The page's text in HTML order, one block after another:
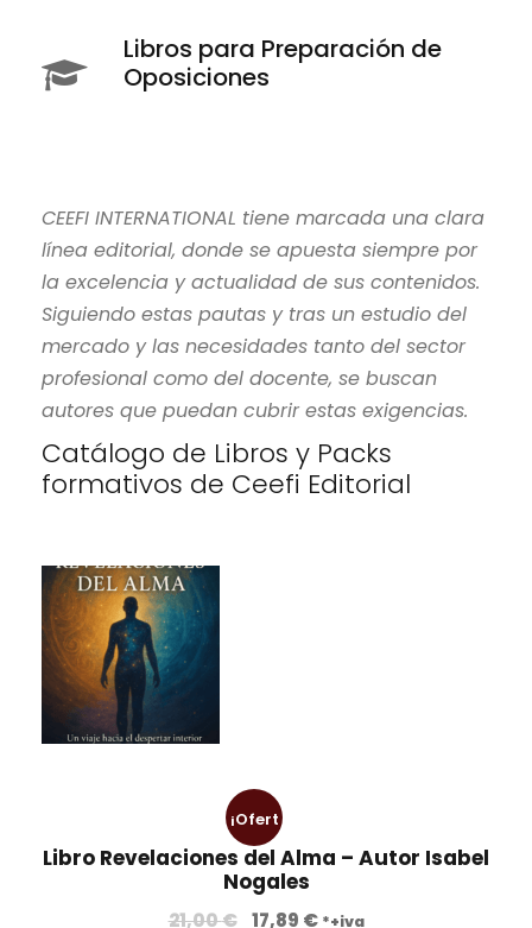
Libros para Preparación de
Oposiciones
CEEFI INTERNATIONAL tiene marcada una clara
línea editorial, donde se apuesta siempre por
la excelencia y actualidad de sus contenidos.
Siguiendo estas pautas y tras un estudio del
mercado y las necesidades tanto del sector
profesional como del docente, se buscan
autores que puedan cubrir estas exigencias.
Catálogo de Libros y Packs
formativos de Ceefi Editorial
¡Ofert
a!
Libro Revelaciones del Alma – Autor Isabel
Nogales
21,00€ 17,89 € *+iva